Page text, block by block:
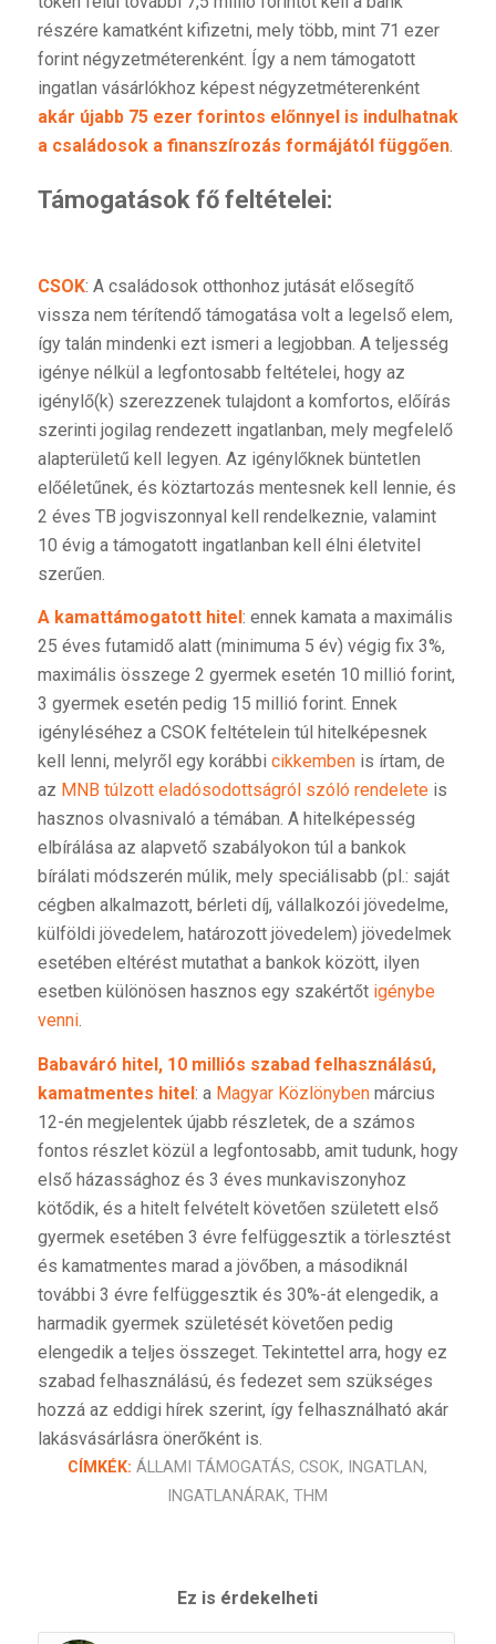
részére kamatként kifizetni, mely több, mint 71 ezer
forint négyzetméterenként. Így a nem támogatott
ingatlan vásárlókhoz képest négyzetméterenként
akár újabb 75 ezer forintos előnnyel is indulhatnak
a családosok a finanszírozás formájától függően.
Támogatások fő feltételei:
CSOK: A családosok otthonhoz jutását elősegítő
vissza nem térítendő támogatása volt a legelső elem,
így talán mindenki ezt ismeri a legjobban. A teljesség
igénye nélkül a legfontosabb feltételei, hogy az
igénylő(k) szerezzenek tulajdont a komfortos, előírás
szerinti jogilag rendezett ingatlanban, mely megfelelő
alapterületű kell legyen. Az igénylőknek büntetlen
előéletűnek, és köztartozás mentesnek kell lennie, és
2 éves TB jogviszonnyal kell rendelkeznie, valamint
10 évig a támogatott ingatlanban kell élni életvitel
szerűen.
A kamattámogatott hitel : ennek kamata a maximális
25 éves futamidő alatt (minimuma 5 év) végig fix 3%,
maximális összege 2 gyermek esetén 10 millió forint,
3 gyermek esetén pedig 15 millió forint. Ennek
igényléséhez a CSOK feltételein túl hitelképesnek
kell lenni, melyről egy korábbi cikkembenis írtam, de
az MNB túlzott eladósodottságról szóló rendeleteis
hasznos olvasnivaló a témában. A hitelképesség
elbírálása az alapvető szabályokon túl a bankok
bírálati módszerén múlik, mely speciálisabb (pl.: saját
cégben alkalmazott, bérleti díj, vállalkozói jövedelme,
külföldi jövedelem, határozott jövedelem) jövedelmek
esetében eltérést mutathat a bankok között, ilyen
esetben különösen hasznos egy szakértőt igénybe
venni.
Babaváró hitel, 10 milliós szabad felhasználású,
kamatmentes hitel: a Magyar Közlönybenmárcius
12-én megjelentek újabb részletek, de a számos
fontos részlet közül a legfontosabb, amit tudunk, hogy
első házassághoz és 3 éves munkaviszonyhoz
kötődik, és a hitelt felvételt követően született első
gyermek esetében 3 évre felfüggesztik a törlesztést
és kamatmentes marad a jövőben, a másodiknál
további 3 évre felfüggesztik és 30%-át elengedik, a
harmadik gyermek születését követően pedig
elengedik a teljes összeget. Tekintettel arra, hogy ez
szabad felhasználású, és fedezet sem szükséges
hozzá az eddigi hírek szerint, így felhasználható akár
lakásvásárlásra önerőként is.
CÍMKÉK: ÁLLAMI TÁMOGATÁS,CSOK, INGATLAN,
INGATLANÁRAK,THM
Ez is érdekelheti